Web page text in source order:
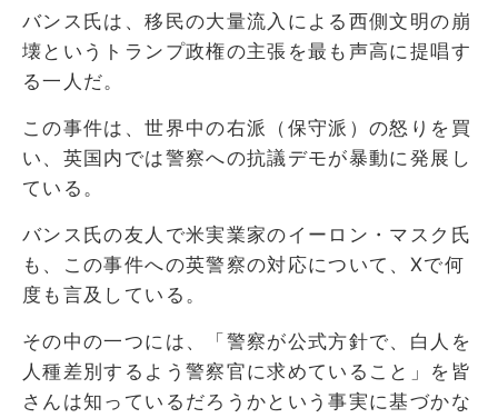
バンス氏は、移民の大量流入による西側文明の崩
壊というトランプ政権の主張を最も声高に提唱す
る一人だ。
この事件は、世界中の右派（保守派）の怒りを買
い、英国内では警察への抗議デモが暴動に発展し
ている。
バンス氏の友人で米実業家のイーロン・マスク氏
も、この事件への英警察の対応について、Xで何
度も言及している。
その中の一つには、「警察が公式方針で、白人を
人種差別するよう警察官に求めていること」を皆
さんは知っているだろうかという事実に基づかな